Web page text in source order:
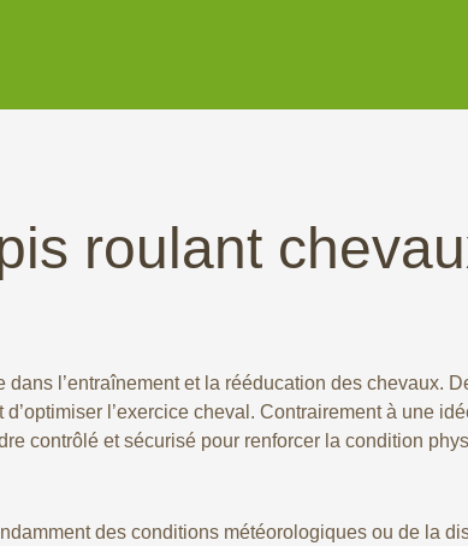
roulant
l’entraînement et la rééducation des chevaux.
l’exercice cheval. Contrairement à une
contrôlé et sécurisé pour renforcer la condition
des conditions météorologiques ou de la